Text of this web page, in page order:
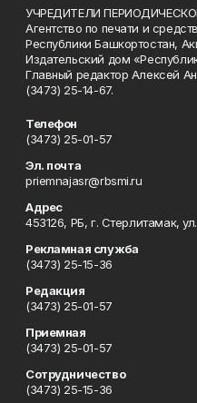
УЧРЕДИТЕЛИ
Агентство по печати и
Республики Башкортостан,
Издательский дом
Главный редактор Алексей
(3473) 25-14-67.
Телефон
(3473) 25-01-57
Эл. почта
priemnajasr@rbsmi.ru
Адрес
453126, РБ, г. Стерлитамак,
Рекламная служба
(3473) 25-15-36
Редакция
(3473) 25-01-57
Приемная
(3473) 25-01-57
Сотрудничество
(3473) 25-15-36